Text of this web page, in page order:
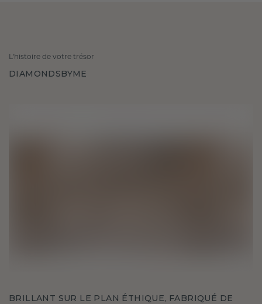
L'histoire de votre trésor
DIAMONDSBYME
BRILLANT SUR LE PLAN ÉTHIQUE, FABRIQUÉ DE